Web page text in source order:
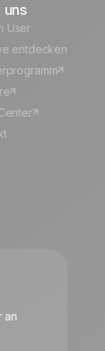
uns
User
entdecken
an